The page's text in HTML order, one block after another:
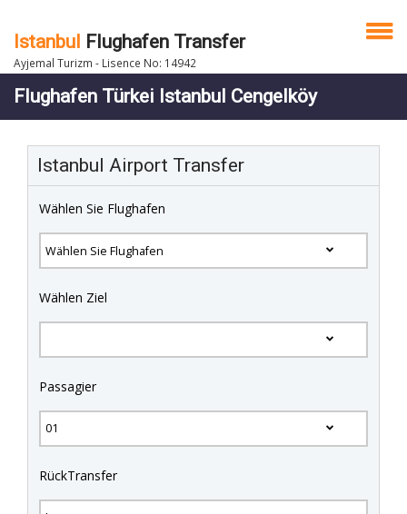
Istanbul Flughafen Transfer
Ayjemal Turizm - Lisence No: 14942
Flughafen Türkei Istanbul Cengelköy
Istanbul Airport Transfer
Wählen Sie Flughafen
Wählen Ziel
Passagier
RückTransfer